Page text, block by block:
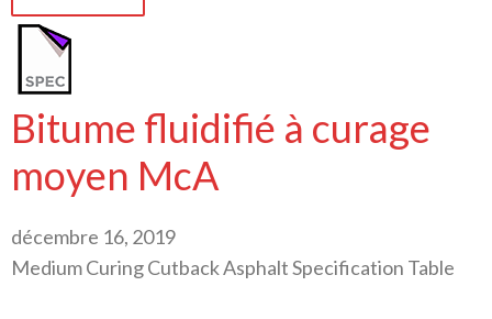
Bitume fluidifié à curage
moyen McA
décembre 16, 2019
Medium Curing Cutback Asphalt Specification Table